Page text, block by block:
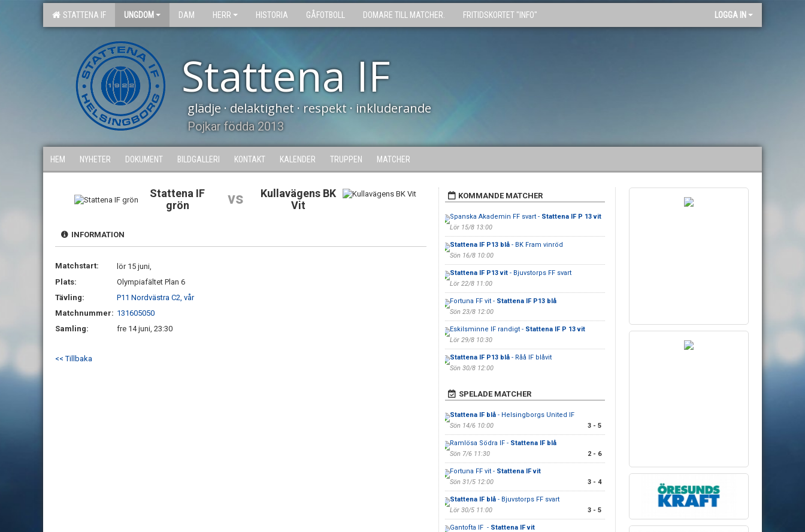
STATTENA IF UNGDOM DAM HERR HISTORIA GÅFOTBOLL DOMARE TILL MATCHER. FRITIDSKORTET "INFO" LOGGA IN
Stattena IF
glädje · delaktighet · respekt · inkluderande
Pojkar födda 2013
HEM NYHETER DOKUMENT BILDGALLERI KONTAKT KALENDER TRUPPEN MATCHER
Stattena IF
grön
vs
Kullavägens BK
Vit
INFORMATION
Matchstart:
lör 15 juni,
Plats:
Olympiafältet Plan 6
Tävling:
P11 Nordvästra C2, vår
Matchnummer: 131605050
Samling:
fre 14 juni, 23:30
<< Tillbaka
KOMMANDE MATCHER
Spanska Akademin FF svart - Stattena IF P 13 vit
Lör 15/8 13:00
Stattena IF P13 blå- BK Fram vinröd
Sön 16/8 10:00
Stattena IF P13 vit- Bjuvstorps FF svart
Lör 22/8 11:00
Fortuna FF vit - Stattena IF P13 blå
Sön 23/8 12:00
Eskilsminne IF randigt - Stattena IF P 13 vit
Lör 29/8 10:30
Stattena IF P13 blå- Råå IF blåvit
Sön 30/8 12:00
SPELADE MATCHER
Stattena IF blå- Helsingborgs United IF
Sön 14/6 10:00
3 - 5
Ramlösa Södra IF - Stattena IF blå
Sön 7/6 11:30
2 - 6
Fortuna FF vit - Stattena IF vit
Sön 31/5 12:00
3 - 4
Stattena IF blå- Bjuvstorps FF svart
Lör 30/5 11:00
3 - 5
Gantofta IF - Stattena IF vit